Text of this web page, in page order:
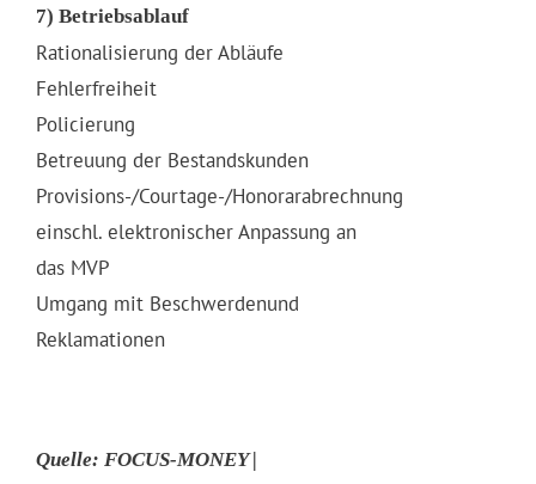
7) Betriebsablauf
Rationalisierung der Abläufe
Fehlerfreiheit
Policierung
Betreuung der Bestandskunden
Provisions-/Courtage-/Honorarabrechnung
einschl. elektronischer Anpassung an
das MVP
Umgang mit Beschwerdenund
Reklamationen
Quelle: FOCUS-MONEY |